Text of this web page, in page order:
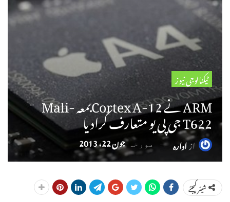
ٹیکنالوجی نیوز
ARM نے Cortex A-12بمعہ Mali-
T622 جی پی یو متعارف کرادیا
ازادارہ مورخہجون 22، 2013
شیئر کیجئے